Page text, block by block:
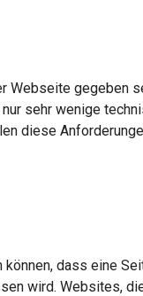
Webseite gegeben
sehr wenige
diese
dass eine
wird. Websites,